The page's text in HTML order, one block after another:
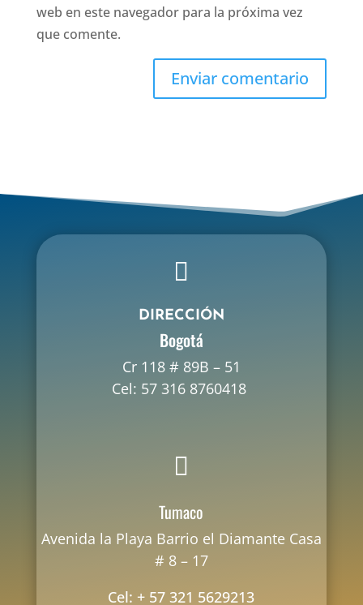
web en este navegador para la próxima vez
que comente.

DIRECCIÓN
Bogotá
Cr 118 # 89B – 51
Cel: 57 316 8760418

Tumaco
Avenida la Playa Barrio el Diamante Casa
# 8 – 17
Cel: + 57 321 5629213